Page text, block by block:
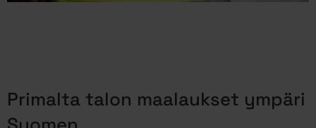
Primalta talon maalaukset ympäri